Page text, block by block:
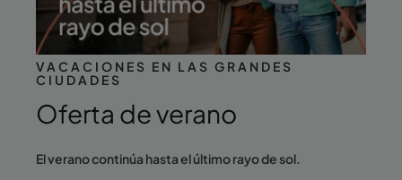
VACACIONES EN LAS GRANDES
CIUDADES
Oferta de verano
El verano continúa hasta el último rayo de sol.